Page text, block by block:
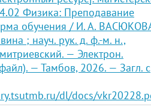
Физика: Преподавание
обучения / И. А.
; науч. рук. д. ф.-м. н.,
— Электрон.
— Тамбов, 2026. — Загл. с
dl/docs/